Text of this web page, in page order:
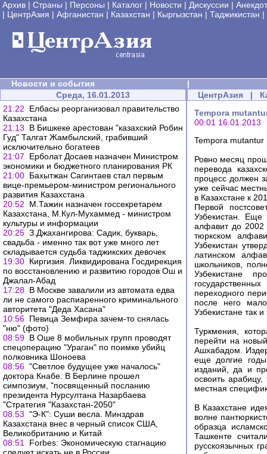
Архив | Страны | Персоны | Каталог | Новости | Дискуссии |
| ЦентрАзия | Афганистан | Казахстан | Кыргызстан | Таджикистан |
Новости и события
|
Среда, 16.01.2013
21:22
Елбасы реорганизовал правительство
Казахстана
21:13
В Бишкеке арестован "казахский Робин
Гуд" Талгат Жамбылский, грабивший
исключительно богатеев
21:07
Ерболат Досаев назначен Министром
экономики и бюджетного планирования РК
21:00 Бахытжан Сагинтаев стал первым
вице-премьером-министром регионального
развития Казахстана
20:52
М.Тажин назначен госсекретарем
Казахстана, М.Кул-Мухаммед - министром
культуры и информации
20:25 З.Джахангирова: Садик, букварь,
свадьба - именно так вот уже много лет
складывается судьба таджикских девочек
19:30 Киргизия. Ликвидирована Госдирекция
по восстановлению и развитию городов Ош и
Джалал-Абад
17:28 В Москве завалили из автомата едва
ли не самого распиаренного криминального
авторитета "Деда Хасана"
10:56 Певица Земфира зачем-то снялась
"ню" (фото)
08:59 В Оше 8 мобильных групп проводят
спецоперацию "Ураган" по поимке убийц
полковника Шоноева
08:56 "Светлое будущее уже началось"
доктора Кнабе. В Берлине прошел
симпозиум, "посвященный посланию
президента Нурсултана Назарбаева
"Стратегия "Казахстан-2050"
08:53 "Э-К": Суши весла. Минздрав
Казахстана внес в черный список США,
Великобританию и Китай
08:51
Forbes: Экономическую стагнацию
ЦентрАзия |
Tempora
00:01 16.01.2013
Tempora mutantur
Ровно месяц
перевода
процесс должен
уже сейчас
в Казахстане к
Первой
Узбекистан.
алфавит до 2002
тюркском
Узбекистан
латинском
школьников,
Узбекистане
переходного
после него
Узбекистане так
Туркмения,
перейти на
Ашхабадом.
еще долгие годы
изданий, да и
освоить
местная
В Казахстане
волне
образца
Ташкенте
русскоязычных